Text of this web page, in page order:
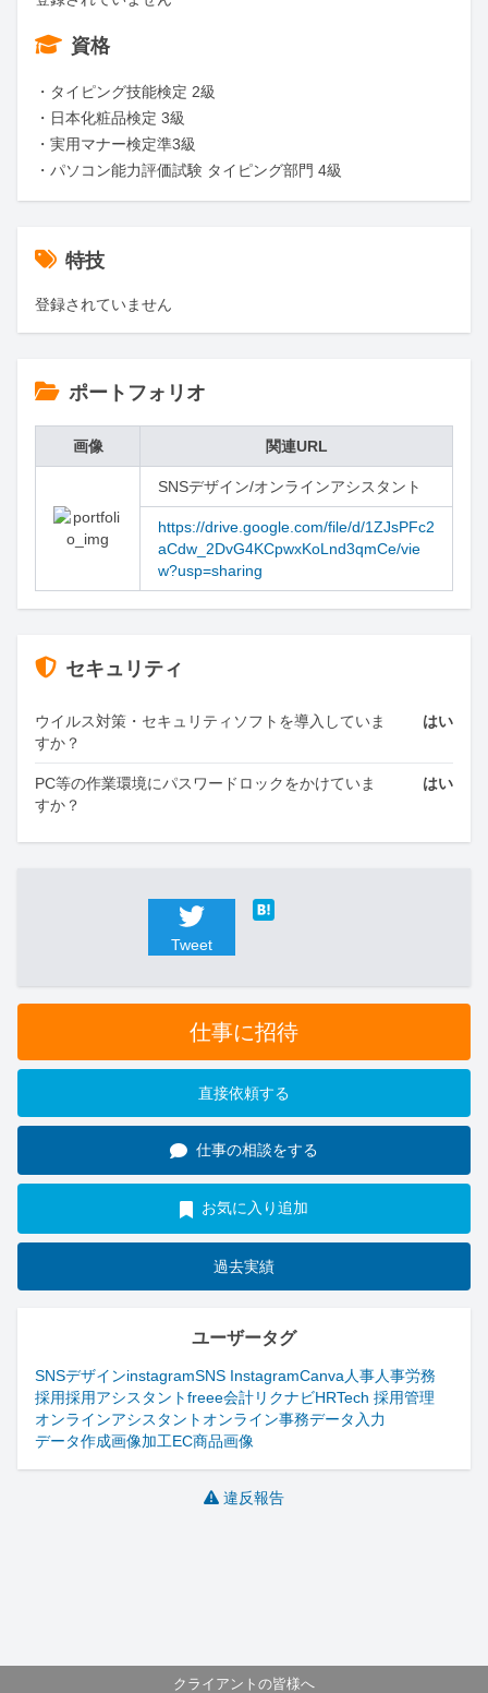
資格
・タイピング技能検定 2級
・日本化粧品検定 3級
・実用マナー検定準3級
・パソコン能力評価試験 タイピング部門 4級
特技
登録されていません
ポートフォリオ
画像 関連URL
SNSデザイン/オンラインアシスタント
https://drive.google.com/file/d/1ZJsPFc2
aCdw_2DvG4KCpwxKoLnd3qmCe/vie
w?usp=sharing
セキュリティ
ウイルス対策・セキュリティソフトを導入していま
すか？
はい
PC等の作業環境にパスワードロックをかけていま
すか？
はい
Tweet
仕事に招待
直接依頼する
仕事の相談をする
お気に入り追加
過去実績
ユーザータグ
SNSデザインinstagramSNS InstagramCanva 人事人事労務
採用採用アシスタントfreee会計リクナビHRTech 採用管理
オンラインアシスタント オンライン事務データ入力
データ作成画像加工EC商品画像
違反報告
クライアントの皆様へ